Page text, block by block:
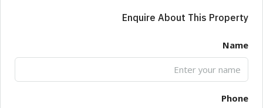
Enquire About This Property
Name
Phone